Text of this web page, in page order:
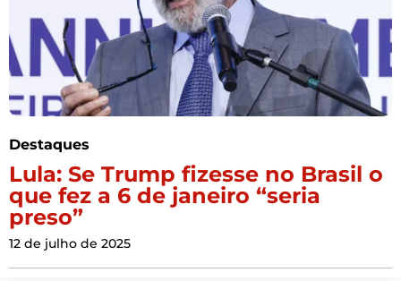
Destaques
Lula: Se Trump fizesse no Brasil o
que fez a 6 de janeiro “seria
preso”
12 de julho de 2025